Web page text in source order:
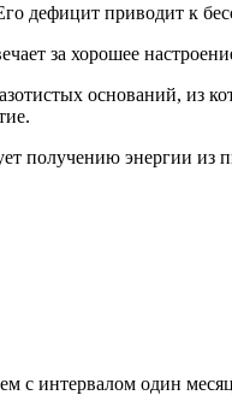
дефицит приводит к
за хорошее
оснований, из
получению энергии
с интервалом один